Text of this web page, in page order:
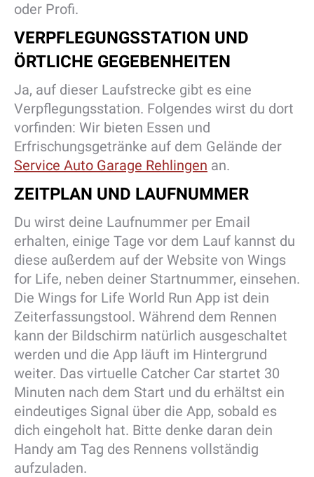
oder Profi.
VERPFLEGUNGSSTATION UND
ÖRTLICHE GEGEBENHEITEN
Ja, auf dieser Laufstrecke gibt es eine
Verpflegungsstation. Folgendes wirst du dort
vorfinden: Wir bieten Essen und
Erfrischungsgetränke auf dem Gelände der
Service Auto Garage Rehlingen an.
ZEITPLAN UND LAUFNUMMER
Du wirst deine Laufnummer per Email
erhalten, einige Tage vor dem Lauf kannst du
diese außerdem auf der Website von Wings
for Life, neben deiner Startnummer, einsehen.
Die Wings for Life World Run App ist dein
Zeiterfassungstool. Während dem Rennen
kann der Bildschirm natürlich ausgeschaltet
werden und die App läuft im Hintergrund
weiter. Das virtuelle Catcher Car startet 30
Minuten nach dem Start und du erhältst ein
eindeutiges Signal über die App, sobald es
dich eingeholt hat. Bitte denke daran dein
Handy am Tag des Rennens vollständig
aufzuladen.